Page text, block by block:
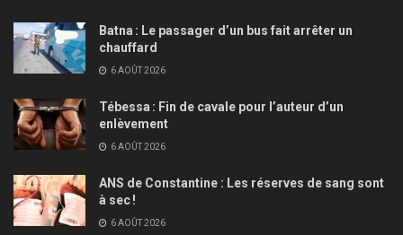
Batna : Le passager d’un bus fait arrêter un
chauffard
6 AOÛT 2026
Tébessa : Fin de cavale pour l’auteur d’un
enlèvement
6 AOÛT 2026
ANS de Constantine : Les réserves de sang sont
à sec !
6 AOÛT 2026